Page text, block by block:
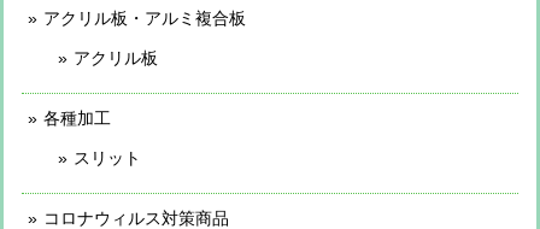
アクリル板・アルミ複合板
アクリル板
各種加工
スリット
コロナウィルス対策商品